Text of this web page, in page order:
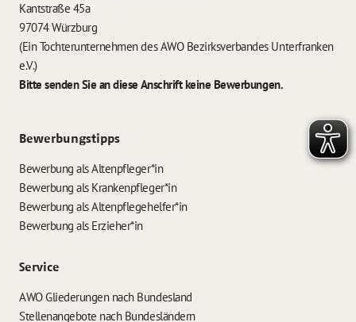
Kantstraße 45a
97074 Würzburg
(Ein Tochterunternehmen des AWO Bezirksverbandes Unterfranken
e.V.)
Bitte senden Sie an diese Anschrift keine Bewerbungen.
Bewerbungstipps
Bewerbung als Altenpfleger*in
Bewerbung als Krankenpfleger*in
Bewerbung als Altenpflegehelfer*in
Bewerbung als Erzieher*in
Service
AWO Gliederungen nach Bundesland
Stellenangebote nach Bundesländern